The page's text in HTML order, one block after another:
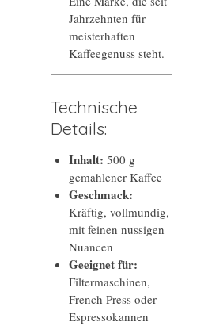
Jahrzehnten für
meisterhaften
Kaffeegenuss steht.
Technische
Details:
Inhalt: 500 g
gemahlener Kaffee
Geschmack:
Kräftig, vollmundig,
mit feinen nussigen
Nuancen
Geeignet für:
Filtermaschinen,
French Press oder
Espressokannen